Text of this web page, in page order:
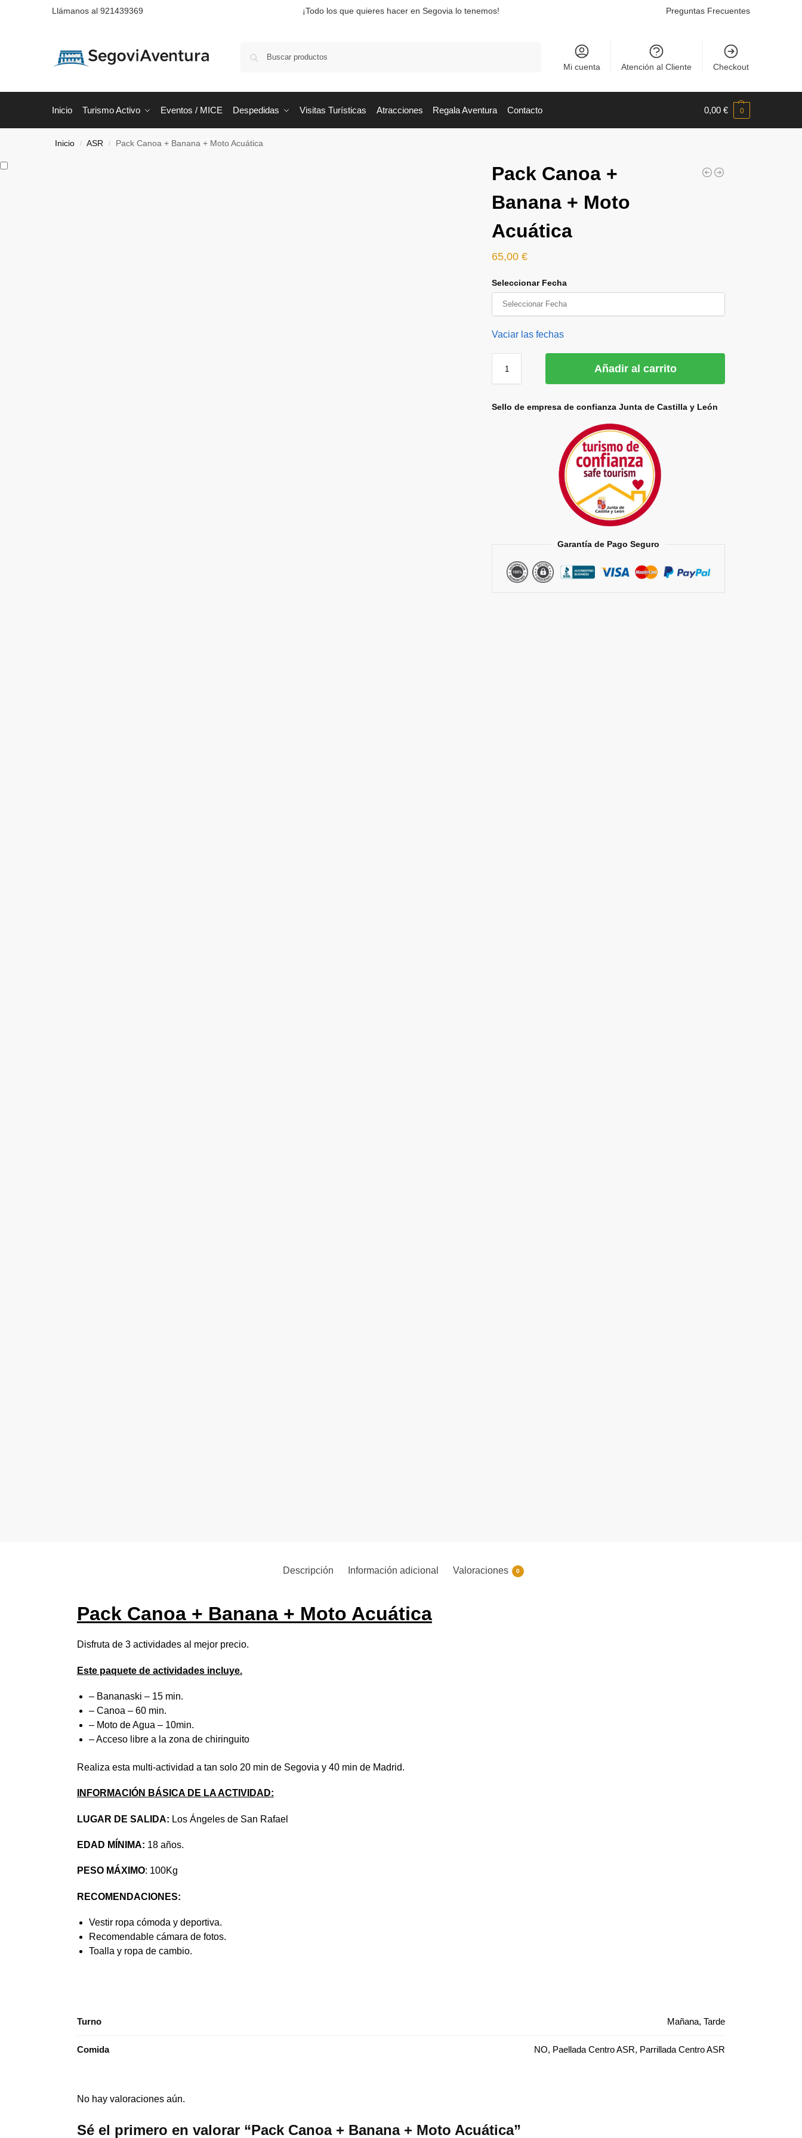
Llámanos al 921439369 ¡Todo los que quieres hacer en Segovia lo tenemos! Preguntas Frecuentes
Mi cuenta Atención al Cliente Checkout
Inicio Turismo Activo Eventos / MICE Despedidas Visitas Turísticas Atracciones Regala Aventura Contacto 0,00 € 0
Inicio / ASR / Pack Canoa + Banana + Moto Acuática
Pack Canoa +
Banana + Moto
Acuática
65,00€
Seleccionar Fecha
Vaciar las fechas
Añadir al carrito
Sello de empresa de confianza Junta de Castilla y León
Garantía de Pago Seguro
Descripción Información adicional Valoraciones 0
Pack Canoa + Banana + Moto Acuática
Disfruta de 3 actividades al mejor precio.
Este paquete de actividades incluye.
– Bananaski – 15 min.
– Canoa – 60 min.
– Moto de Agua – 10min.
– Acceso libre a la zona de chiringuito
Realiza esta multi-actividad a tan solo 20 min de Segovia y 40 min de Madrid.
INFORMACIÓN BÁSICA DE LA ACTIVIDAD:
LUGAR DE SALIDA: Los Ángeles de San Rafael
EDAD MÍNIMA: 18 años.
PESO MÁXIMO: 100Kg
RECOMENDACIONES:
Vestir ropa cómoda y deportiva.
Recomendable cámara de fotos.
Toalla y ropa de cambio.
Turno Mañana, Tarde
Comida NO, Paellada Centro ASR, Parrillada Centro ASR
No hay valoraciones aún.
Sé el primero en valorar “Pack Canoa + Banana + Moto Acuática”